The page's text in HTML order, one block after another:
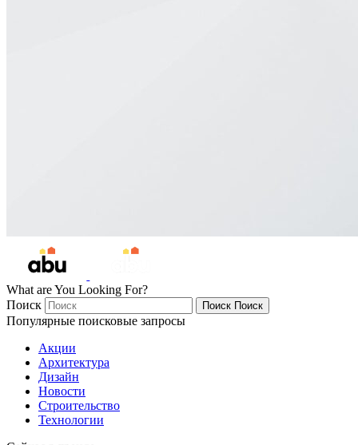
What are You Looking For?
Поиск
Поиск Поиск
Популярные поисковые запросы
Акции
Архитектура
Дизайн
Новости
Строительство
Технологии